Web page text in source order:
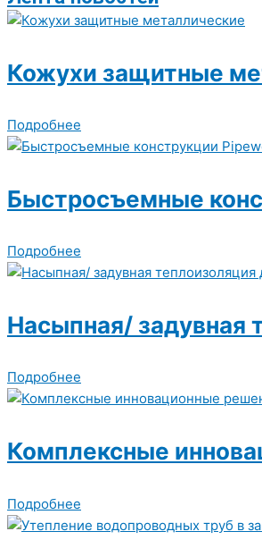
Кожухи защитные
Подробнее
Быстросъемные
Подробнее
Насыпная/ задувная
Подробнее
Комплексные
Подробнее